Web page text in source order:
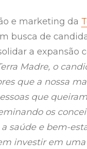
e marketing da
busca de
a expansão
Madre, o
que a nossa
que
os
saúde e bem-
investir em